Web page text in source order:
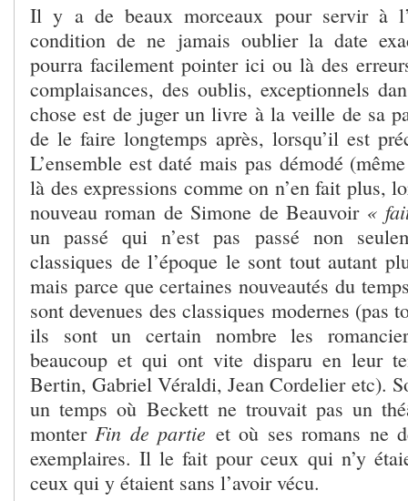
Il y a de beaux morceaux pour servir à
condition de ne jamais oublier la date
pourra facilement pointer ici ou là des
complaisances, des oublis, exceptionnels
chose est de juger un livre à la veille de sa
de le faire longtemps après, lorsqu’il est
L’ensemble est daté mais pas démodé
là des expressions comme on n’en fait plus,
nouveau roman de Simone de Beauvoir «
un passé qui n’est pas passé non
classiques de l’époque le sont tout autant
mais parce que certaines nouveautés du
sont devenues des classiques modernes (pas
ils sont un certain nombre les
beaucoup et qui ont vite disparu en leur
Bertin, Gabriel Véraldi, Jean Cordelier etc).
un temps où Beckett ne trouvait pas un
monter Fin de partie et où ses romans ne
exemplaires. Il le fait pour ceux qui n’y
ceux qui y étaient sans l’avoir vécu.